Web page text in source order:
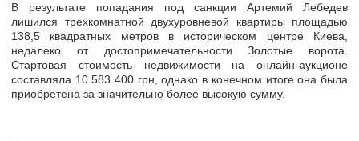
В результате попадания под санкции Артемий Лебедев
лишился трехкомнатной двухуровневой квартиры площадью
138,5 квадратных метров в историческом центре Киева,
недалеко от достопримечательности Золотые ворота.
Стартовая стоимость недвижимости на онлайн-аукционе
составляла 10 583 400 грн, однако в конечном итоге она была
приобретена за значительно более высокую сумму.